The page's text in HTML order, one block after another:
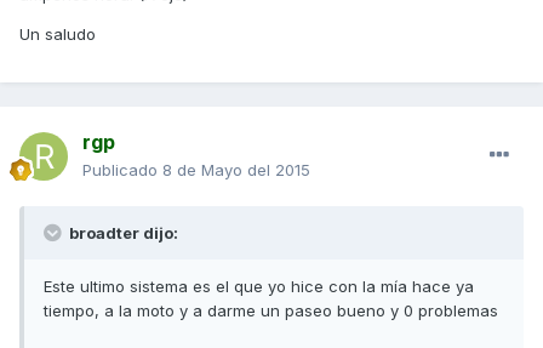
Un saludo
rgp
Publicado 8 de Mayo del 2015
broadter dijo:
Este ultimo sistema es el que yo hice con la mía hace ya
tiempo, a la moto y a darme un paseo bueno y 0 problemas